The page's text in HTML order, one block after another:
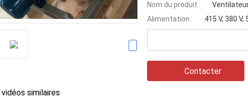
Nom du produit :
Alimentation :
415 V, 380 V,
Contacter
similaires